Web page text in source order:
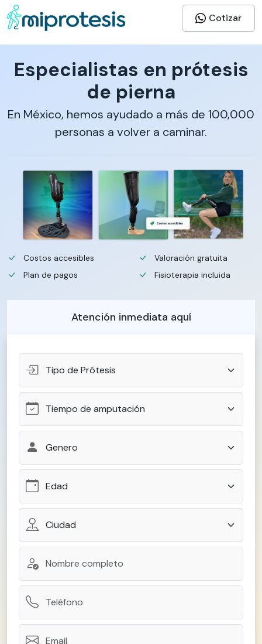
Cotizar
Especialistas en prótesis
de pierna
En México, hemos ayudado a más de 100,000
personas a volver a caminar.
Costos accesibles
Plan de pagos
Valoración gratuita
Fisioterapia incluida
Atención inmediata aquí